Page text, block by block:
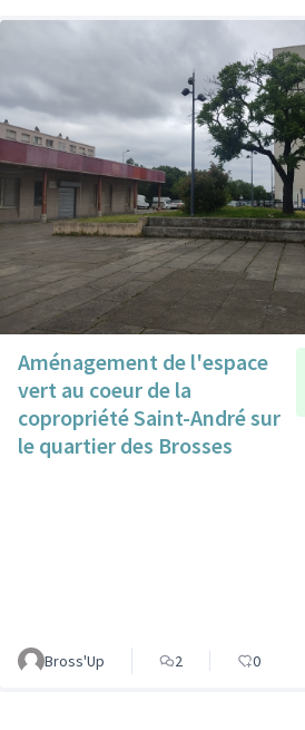
Aménagement de l'espace
vert au coeur de la
copropriété Saint-André sur
le quartier des Brosses
Bross'Up 2 0